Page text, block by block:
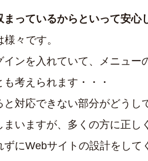
っているからといって安心
々です。
ンを入れていて、メニュ
考えられます・・・
対応できない部分がどうし
いますが、多くの方に正し
にWebサイトの設計をして